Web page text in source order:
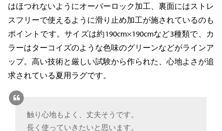
はほつれないようにオーバーロック加工、裏面にはストレ
スフリーで使えるように滑り止め加工が施されているのも
ポイントです。サイズは約190cm×190cmなど3種類で、カ
ラーはターコイズのような色味のグリーンなどがラインア
ップ。高い技術と厳しい試験から作られた、心地よさが追
求されている夏用ラグです。
触り心地もよく、丈夫そうです。
長く使っていきたいと思います。